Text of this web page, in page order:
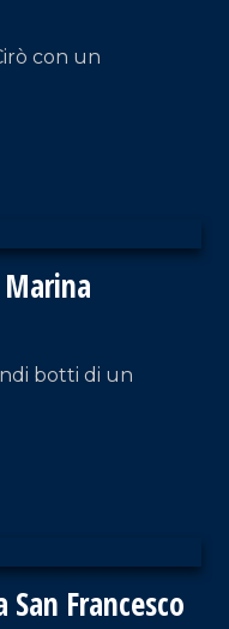
con un
botti di un
Francesco